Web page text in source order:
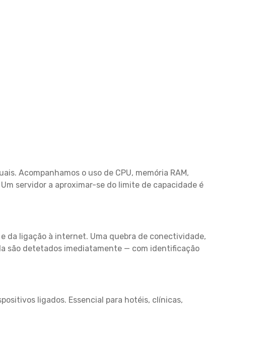
Acompanhamos o uso de CPU, memória RAM,
servidor a aproximar-se do limite de capacidade é
da ligação à internet. Uma quebra de conectividade,
são detetados imediatamente — com identificação
ligados. Essencial para hotéis, clínicas,